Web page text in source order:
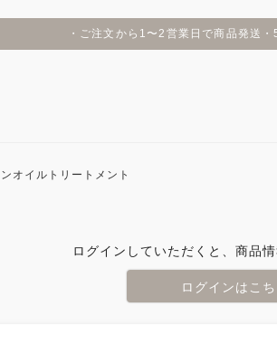
・ご注文から1〜2営業日で商品発送
オイルトリートメント
ログインしていただくと、商品
ログインはこち